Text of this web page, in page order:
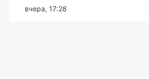
вчера, 17:28